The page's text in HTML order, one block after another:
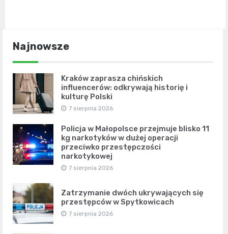
Najnowsze
Kraków zaprasza chińskich
influencerów: odkrywają historię i
kulturę Polski
7 sierpnia 2026
Policja w Małopolsce przejmuje blisko 11
kg narkotyków w dużej operacji
przeciwko przestępczości
narkotykowej
7 sierpnia 2026
Zatrzymanie dwóch ukrywających się
przestępców w Spytkowicach
7 sierpnia 2026